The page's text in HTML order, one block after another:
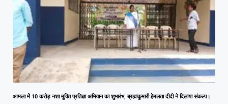
आमला में 10 करोड़ नशा मुक्ति प्रतिज्ञा अभियान का शुभारंभ, ब्रह्माकुमारी हेमलता दीदी ने दिलाया संकल्प।